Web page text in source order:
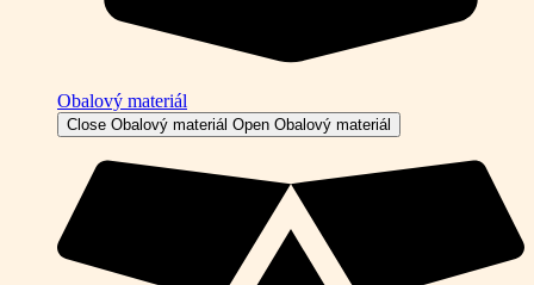
Obalový materiál
Close Obalový materiál Open Obalový materiál